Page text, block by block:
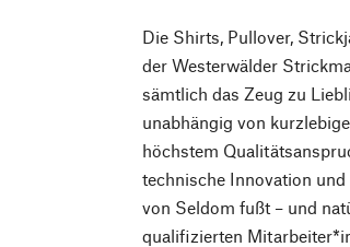
Die Shirts, Pullover,
der Westerwälder
sämtlich das Zeug zu
unabhängig von
höchstem
technische Innovation
von Seldom fußt – und
qualifizierten